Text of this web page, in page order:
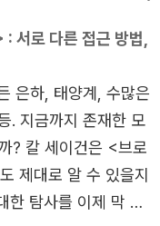
넣어야 한다고 주장
학자 로저 페인(Rog
녹음한 혹등고래의
페인은 아내 캐서린 페
뮤다에서 혹등고래
소리에 인간의 소리
고, 혹등고래의 소리
래잡이에 반대하는
료 탱크에는 평균적
이 들어 있다. 무려 2
변환된다. 자동차를
에 상응하는 것을 탱
생태학자 제프 듀크
는 화석 연료는 육
식물들을 다 합친 것
점과 주목할 만 한 점
)은 주로 미소 냉전
라서 두 사람은 과학
은 가공할만한 무기
험했고, 이를 꾸준히
루얀은 같은 맥락에
, 지구온난화 문제에
어야 했다. 왜 그 생
들이 예뻐 죽겠는
바란다. 코로나19가
중^^) 나만의 셰익
총 37편의 희곡 작품
을 다 읽을래요 라는
심)은 고개를 설레
서로 다른 접근 방법,
. 지금까지 존재한 모
? 칼 세이건은 <브로
제대로 알 수 있을지
한 탐사를 이제 막 시